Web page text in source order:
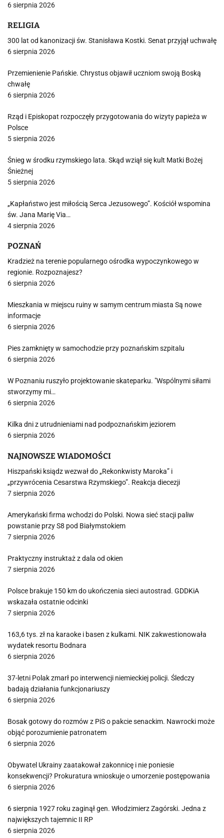
6 sierpnia 2026
RELIGIA
300 lat od kanonizacji św. Stanisława Kostki. Senat przyjął uchwałę
6 sierpnia 2026
Przemienienie Pańskie. Chrystus objawił uczniom swoją Boską
chwałę
6 sierpnia 2026
Rząd i Episkopat rozpoczęły przygotowania do wizyty papieża w
Polsce
5 sierpnia 2026
Śnieg w środku rzymskiego lata. Skąd wziął się kult Matki Bożej
Śnieżnej
5 sierpnia 2026
„Kapłaństwo jest miłością Serca Jezusowego”. Kościół wspomina
św. Jana Marię Via…
4 sierpnia 2026
POZNAŃ
Kradzież na terenie popularnego ośrodka wypoczynkowego w
regionie. Rozpoznajesz?
6 sierpnia 2026
Mieszkania w miejscu ruiny w samym centrum miasta Są nowe
informacje
6 sierpnia 2026
Pies zamknięty w samochodzie przy poznańskim szpitalu
6 sierpnia 2026
W Poznaniu ruszyło projektowanie skateparku. "Wspólnymi siłami
stworzymy mi…
6 sierpnia 2026
Kilka dni z utrudnieniami nad podpoznańskim jeziorem
6 sierpnia 2026
NAJNOWSZE WIADOMOŚCI
Hiszpański ksiądz wezwał do „Rekonkwisty Maroka” i
„przywrócenia Cesarstwa Rzymskiego”. Reakcja diecezji
7 sierpnia 2026
Amerykański firma wchodzi do Polski. Nowa sieć stacji paliw
powstanie przy S8 pod Białymstokiem
7 sierpnia 2026
Praktyczny instruktaż z dala od okien
7 sierpnia 2026
Polsce brakuje 150 km do ukończenia sieci autostrad. GDDKiA
wskazała ostatnie odcinki
7 sierpnia 2026
163,6 tys. zł na karaoke i basen z kulkami. NIK zakwestionowała
wydatek resortu Bodnara
6 sierpnia 2026
37-letni Polak zmarł po interwencji niemieckiej policji. Śledczy
badają działania funkcjonariuszy
6 sierpnia 2026
Bosak gotowy do rozmów z PiS o pakcie senackim. Nawrocki może
objąć porozumienie patronatem
6 sierpnia 2026
Obywatel Ukrainy zaatakował zakonnicę i nie poniesie
konsekwencji? Prokuratura wnioskuje o umorzenie postępowania
6 sierpnia 2026
6 sierpnia 1927 roku zaginął gen. Włodzimierz Zagórski. Jedna z
największych tajemnic II RP
6 sierpnia 2026